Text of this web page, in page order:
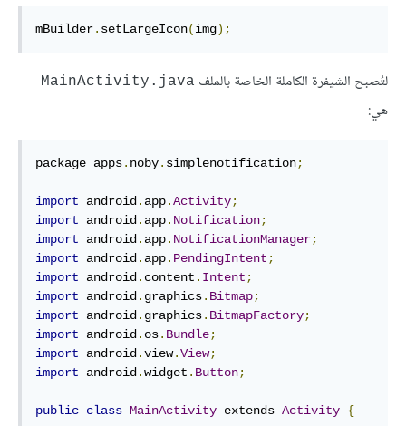
mBuilder. setLargeIcon(img);
لتُصبح الشيفرة الكاملة الخاصة بالملف MainActivity.java
هي:
package apps. noby. simplenotification;
import android . app.Activity;
import android . app. Notification;
import android . app. NotificationManager;
import android . app. PendingIntent ;
import android . content . Intent ;
import android . graphics. Bitmap;
import android . graphics. BitmapFactory;
import android . os. Bundle;
import android .view.View;
import android .widget . Button;
public class MainActivity extends Activity {